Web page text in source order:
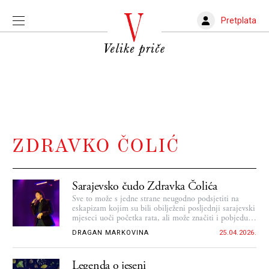
Pretplata
ZDRAVKO ČOLIĆ
Sarajevsko čudo Zdravka Čolića
Sve to može s jedne strane neugodno podsjetiti na
eskapizam kojim su bili obilježeni posljednji sarajevski
mjeseci uoči početka rata, ali može značiti i pobjedu
normalnosti i života
DRAGAN MARKOVINA 25.04.2026.
Legenda o jeseni